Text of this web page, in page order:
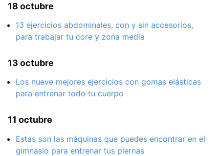
18 octubre
13 ejercicios abdominales, con y sin accesorios,
para trabajar tu core y zona media
13 octubre
Los nueve mejores ejercicios con gomas elásticas
para entrenar todo tu cuerpo
11 octubre
Estas son las máquinas que puedes encontrar en el
gimnasio para entrenar tus piernas